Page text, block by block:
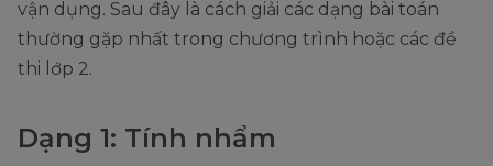
vận dụng. Sau đây là cách giải các dạng bài toán
thường gặp nhất trong chương trình hoặc các đề
thi lớp 2.
Dạng 1: Tính nhẩm